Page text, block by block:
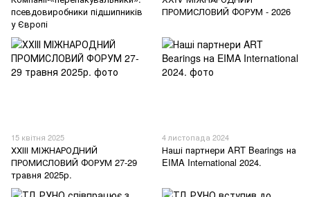
псевдовиробники підшипників
у Європі
ПРОМИСЛОВИЙ ФОРУМ - 2026
15 квітня 2025
ХХІІІ МІЖНАРОДНИЙ
ПРОМИСЛОВИЙ ФОРУМ 27-29
травня 2025р.
4 листопада 2024
Наші партнери ART Bearings на
EIMA International 2024.